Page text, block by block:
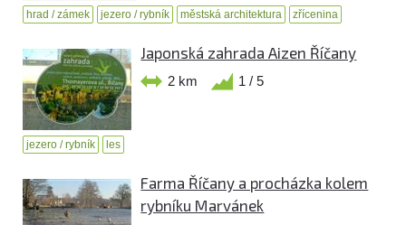
hrad / zámek jezero / rybník městská architektura zřícenina
Japonská zahrada Aizen Říčany
2 km 1 / 5
jezero / rybník les
Farma Říčany a procházka kolem
rybníku Marvánek